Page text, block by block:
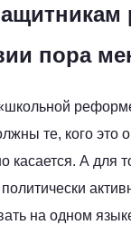
пора
те, кого это
касается. А для
на одном